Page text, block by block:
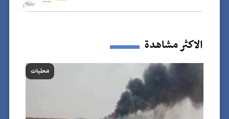
الاكثر مشاهدة
محليات